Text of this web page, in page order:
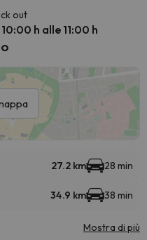
out
h alle 11:00 h
27.2 km 28 min
34.9 km 38 min
Mostra di più